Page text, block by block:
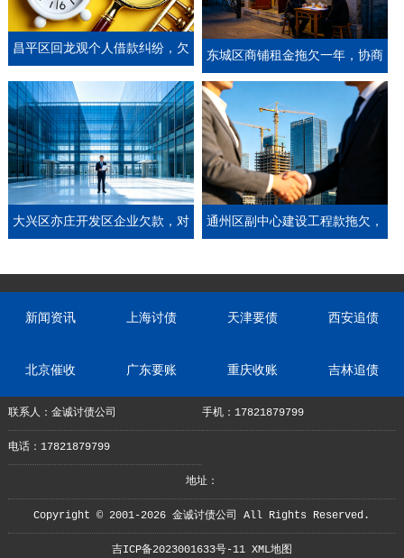
昌平区回龙观个人借款纠纷，欠
款人失联后金诚通过抖音短视频
定位区域追回
东城区商铺租金拖欠一年，协商
大兴区亦庄开发区企业欠款，对 通州区副中心建设工程款拖欠，
新闻资讯 上海讨债 天津要债 西安追债
北京催收 广东要账 重庆收账 吉林追债
联系人：金诚讨债公司 手机：17821879799
电话：17821879799
地址：
Copyright © 2001-2026 金诚讨债公司 All Rights Reserved.
吉ICP备2023001633号-11 XML地图